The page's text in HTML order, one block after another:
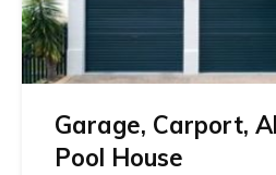
Garage, Carport,
Pool House